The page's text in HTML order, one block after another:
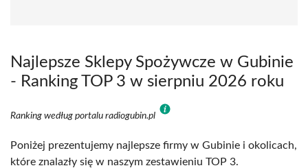
Najlepsze Sklepy Spożywcze w Gubinie
- Ranking TOP 3 w sierpniu 2026 roku
Ranking według portalu radiogubin.pl
Poniżej prezentujemy najlepsze firmy w Gubinie i okolicach,
które znalazły się w naszym zestawieniu TOP 3.